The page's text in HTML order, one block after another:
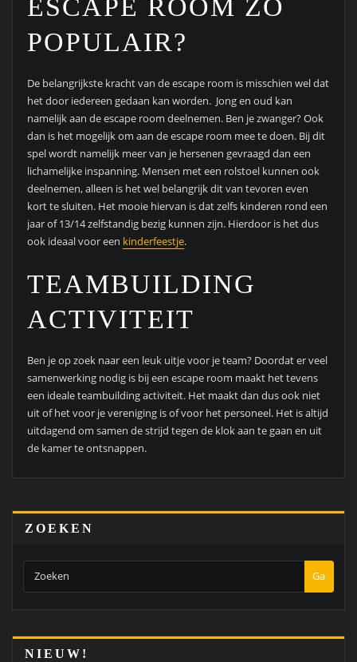
ESCAPE ROOM ZO
POPULAIR?
De belangrijkste kracht van de escape room is misschien wel dat
het door iedereen gedaan kan worden. Jong en oud kan
namelijk aan de escape room deelnemen. Ben je zwanger? Ook
dan is het mogelijk om aan de escape room mee te doen. Bij dit
spel wordt namelijk meer van je hersenen gevraagd dan een
lichamelijke inspanning. Mensen met een rolstoel kunnen ook
deelnemen, alleen is het wel belangrijk dit van tevoren even
kort te sluiten. Het mooie hiervan is dat zelfs kinderen rond een
jaar of 13/14 zelfstandig bezig kunnen zijn. Hierdoor is het dus
ook ideaal voor een kinderfeestje.
TEAMBUILDING
ACTIVITEIT
Ben je op zoek naar een leuk uitje voor je team? Doordat er veel
samenwerking nodig is bij een escape room maakt het tevens
een ideale teambuilding activiteit. Het maakt dan dus ook niet
uit of het voor je vereniging is of voor het personeel. Het is altijd
uitdagend om samen de strijd tegen de klok aan te gaan en uit
de kamer te ontsnappen.
ZOEKEN
Ga
NIEUW!